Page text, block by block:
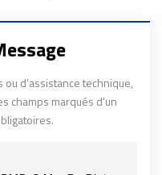
d’assistance technique,
champs marqués d'un